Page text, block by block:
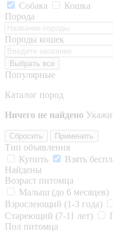
Собака
Кошка
Порода
Породы кошек
Выбрать все
Популярные
Каталог пород
Ничего не найдено
Сбросить Применить
Тип объявления
Купить
Взять
Найдены
Возраст питомца
Малыш (до 6 месяцев)
Взрослеющий (1-3 года)
Стареющий (7-11 лет)
Пол питомца